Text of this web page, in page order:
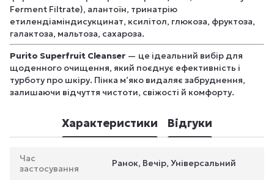
Ferment Filtrate), алантоїн, тринатрію
етилендіаміндисукцинат, ксилітол, глюкоза, фруктоза,
галактоза, мальтоза, сахароза.
Purito Superfruit Cleanser — це ідеальний вибір для
щоденного очищення, який поєднує ефективність і
турботу про шкіру. Пінка м’яко видаляє забруднення,
залишаючи відчуття чистоти, свіжості й комфорту.
Характеристики Відгуки
Час
застосування
Ранок, Вечір, Універсальний